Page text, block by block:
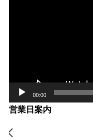
00:00
営業日案内